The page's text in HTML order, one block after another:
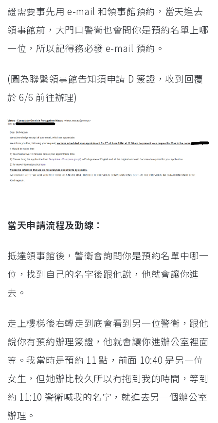
證需要事先用 e-mail 和領事館預約，當天進去
領事館前，大門口警衛也會問你是預約名單上哪
一位，所以記得務必發 e-mail 預約。
(圖為聯繫領事館告知須申請 D 簽證，收到回覆
於 6/6 前往辦理)
當天申請流程及動線：
抵達領事館後，警衛會詢問你是預約名單中哪一
位，找到自己的名字後跟他說，他就會讓你進
去。
走上樓梯後右轉走到底會看到另一位警衛，跟他
說你有預約辦理簽證，他就會讓你進辦公室裡面
等。我當時是預約 11 點，前面 10:40 是另一位
女生，但她辦比較久所以有拖到我的時間，等到
約 11:10 警衛喊我的名字，就進去另一個辦公室
辦理。